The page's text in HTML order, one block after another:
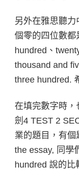
另外在雅思聽
個零的四位數
hundred、
thousand and
three hundred.
在填完數字時，
劍4 TEST 2
業的題目，有
the essay, 同學
hundred 說的比